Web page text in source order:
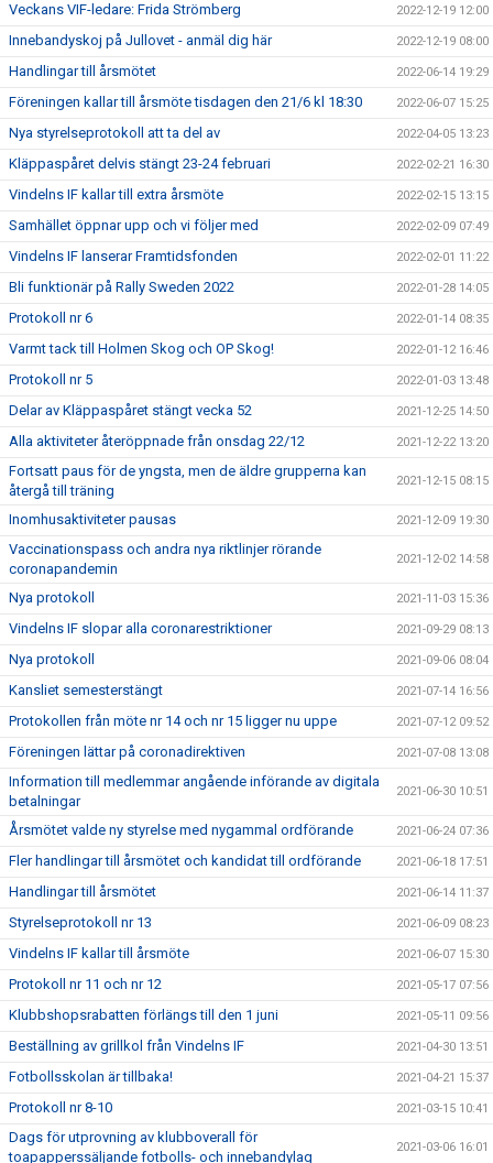
Veckans VIF-ledare: Frida Strömberg 2022-12-19 12:00
Innebandyskoj på Jullovet - anmäl dig här 2022-12-19 08:00
Handlingar till årsmötet 2022-06-14 19:29
Föreningen kallar till årsmöte tisdagen den 21/6 kl 18:30 2022-06-07 15:25
Nya styrelseprotokoll att ta del av 2022-04-05 13:23
Kläppaspåret delvis stängt 23-24 februari 2022-02-21 16:30
Vindelns IF kallar till extra årsmöte 2022-02-15 13:15
Samhället öppnar upp och vi följer med 2022-02-09 07:49
Vindelns IF lanserar Framtidsfonden 2022-02-01 11:22
Bli funktionär på Rally Sweden 2022 2022-01-28 14:05
Protokoll nr 6 2022-01-14 08:35
Varmt tack till Holmen Skog och OP Skog! 2022-01-12 16:46
Protokoll nr 5 2022-01-03 13:48
Delar av Kläppaspåret stängt vecka 52 2021-12-25 14:50
Alla aktiviteter återöppnade från onsdag 22/12 2021-12-22 13:20
Fortsatt paus för de yngsta, men de äldre grupperna kan
återgå till träning
2021-12-15 08:15
Inomhusaktiviteter pausas 2021-12-09 19:30
Vaccinationspass och andra nya riktlinjer rörande
coronapandemin
2021-12-02 14:58
Nya protokoll 2021-11-03 15:36
Vindelns IF slopar alla coronarestriktioner 2021-09-29 08:13
Nya protokoll 2021-09-06 08:04
Kansliet semesterstängt 2021-07-14 16:56
Protokollen från möte nr 14 och nr 15 ligger nu uppe 2021-07-12 09:52
Föreningen lättar på coronadirektiven 2021-07-08 13:08
Information till medlemmar angående införande av digitala
betalningar
2021-06-30 10:51
Årsmötet valde ny styrelse med nygammal ordförande 2021-06-24 07:36
Fler handlingar till årsmötet och kandidat till ordförande 2021-06-18 17:51
Handlingar till årsmötet 2021-06-14 11:37
Styrelseprotokoll nr 13 2021-06-09 08:23
Vindelns IF kallar till årsmöte 2021-06-07 15:30
Protokoll nr 11 och nr 12 2021-05-17 07:56
Klubbshopsrabatten förlängs till den 1 juni 2021-05-11 09:56
Beställning av grillkol från Vindelns IF 2021-04-30 13:51
Fotbollsskolan är tillbaka! 2021-04-21 15:37
Protokoll nr 8-10 2021-03-15 10:41
Dags för utprovning av klubboverall för
toapapperssäljande fotbolls- och innebandylag
2021-03-06 16:01